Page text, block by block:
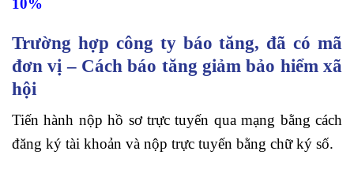
Trường hợp công ty báo tăng, đã có mã
đơn vị – Cách báo tăng giảm bảo hiểm xã
hội
Tiến hành nộp hồ sơ trực tuyến qua mạng bằng cách
đăng ký tài khoản và nộp trực tuyến bằng chữ ký số.